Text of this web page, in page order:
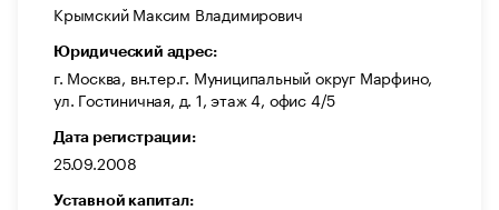
Крымский Максим Владимирович
Юридический адрес:
г. Москва, вн.тер.г. Муниципальный округ Марфино,
ул. Гостиничная, д. 1, этаж 4, офис 4/5
Дата регистрации:
25.09.2008
Уставной капитал: